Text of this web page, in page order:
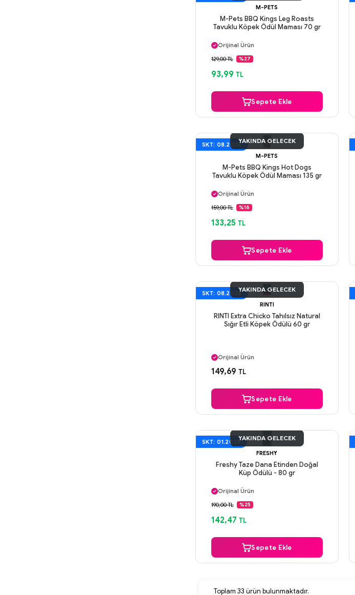
M-PETS
M-Pets BBQ Kings Leg Roasts
Tavuklu Köpek Ödül Maması 70 gr
Orijinal Ürün
Güvenli Ödeme
129,00 TL %27
93,99 TL
Sepete Ekle
SKT: 08.2026YAKINDA GELECEK
M-PETS
M-Pets BBQ Kings Hot Dogs
Tavuklu Köpek Ödül Maması 135 gr
Orijinal Ürün
Güvenli Ödeme
159,00 TL %16
133,25 TL
Sepete Ekle
SKT: 08.2026YAKINDA GELECEK
RINTI
RINTI Extra Chicko Tahılsız Natural
Sığır Etli Köpek Ödülü 60 gr
Orijinal Ürün
Güvenli Ödeme
149,69 TL
Sepete Ekle
SKT: 01.2028YAKINDA GELECEK
FRESHY
Freshy Taze Dana Etinden Doğal
Küp Ödülü - 80 gr
Orijinal Ürün
Güvenli Ödeme
190,00 TL %25
142,47 TL
Sepete Ekle
Toplam 33 ürün bulunmaktadır.